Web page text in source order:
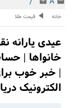
خانه قیمت طلا
عیدی یارانه
خانواها |
| خبر خوب
الکترونیک